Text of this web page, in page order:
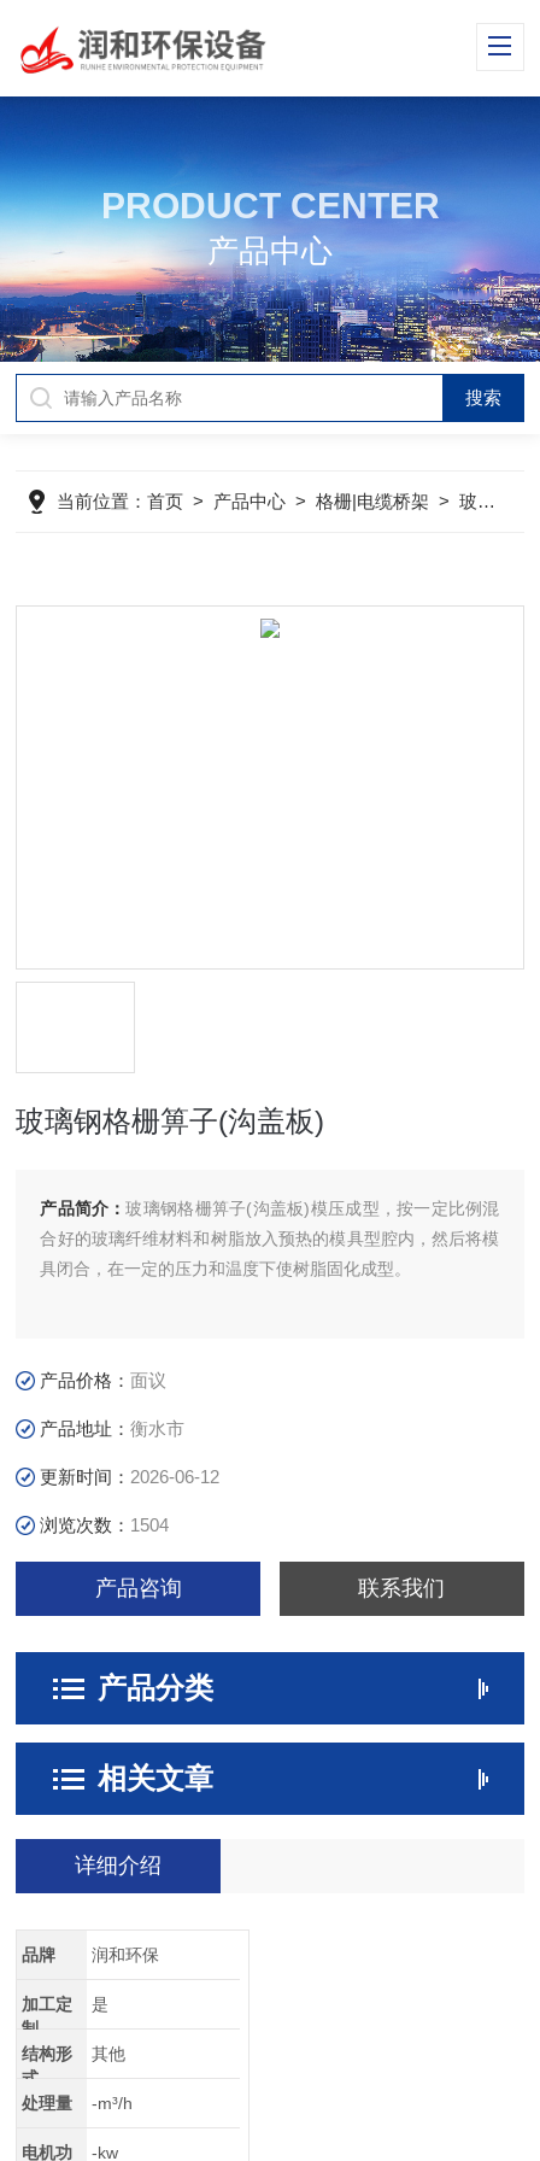
PRODUCT CENTER
产品中心
当前位置：首页 > 产品中心 >格栅|电缆桥架 >玻璃钢格栅
玻璃钢格栅箅子(沟盖板)
产品简介：玻璃钢格栅箅子(沟盖板)模压成型，按一定比例混
合好的玻璃纤维材料和树脂放入预热的模具型腔内，然后将模
具闭合，在一定的压力和温度下使树脂固化成型。
产品价格：面议
产品地址：衡水市
更新时间： 2026-06-12
浏览次数： 1504
产品咨询 联系我们
产品分类
相关文章
详细介绍
品牌 润和环保
加工定
制
是
结构形
式
其他
处理量 -m³/h
电机功 -kw